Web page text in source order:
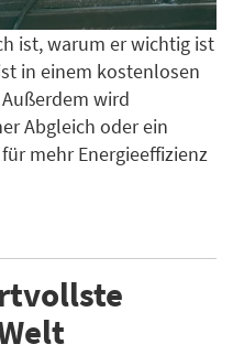
ist, warum er wichtig ist
in einem kostenlosen
wird
Abgleich oder ein
mehr Energieeffizienz